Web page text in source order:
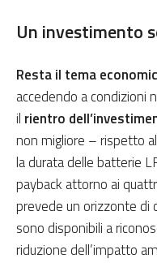
Un investimento
Resta il tema
accedendo a condizioni
il rientro
non migliore – rispetto
la durata delle batterie
payback attorno ai
prevede un orizzonte di
sono disponibili a
riduzione dell’impatto